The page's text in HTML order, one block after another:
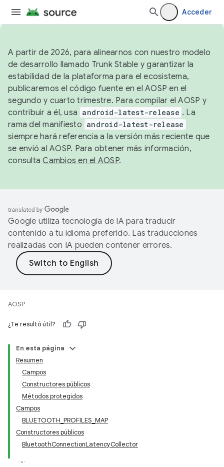
Acceder
A partir de 2026, para alinearnos con nuestro modelo
de desarrollo llamado Trunk Stable y garantizar la
estabilidad de la plataforma para el ecosistema,
publicaremos el código fuente en el AOSP en el
segundo y cuarto trimestre. Para compilar el AOSP y
contribuir a él, usa android-latest-release . La
rama del manifiesto android-latest-release
siempre hará referencia a la versión más reciente que
se envió al AOSP. Para obtener más información,
consultaCambios en el AOSP.
Google utiliza tecnología de IA para traducir
contenido a tu idioma preferido. Las traducciones
realizadas con IA pueden contener errores.
AOSP
¿Te resultó útil?
En esta página
Resumen
Campos
Constructores públicos
Métodos protegidos
Campos
BLUETOOTH_PROFILES_MAP
Constructores públicos
BluetoothConnectionLatencyCollector